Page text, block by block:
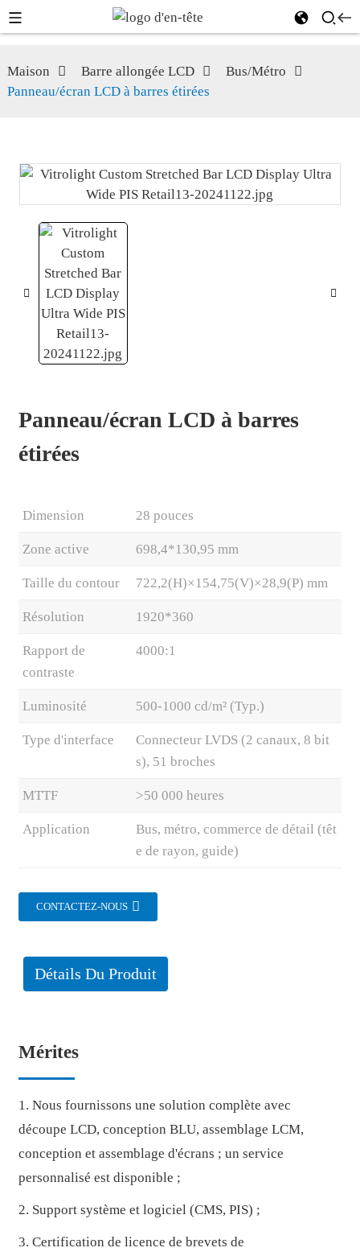
Maison Barre allongée LCD
Bus/Métro
Panneau/écran LCD à barres étirées
Panneau/écran LCD à barres
étirées
Dimension 28 pouces
Zone active 698,4*130,95 mm
Taille du contour 722,2(H)×154,75(V)×28,9(P) mm
Résolution 1920*360
Rapport de
contraste
4000:1
Luminosité 500-1000 cd/m² (Typ.)
Type d'interface
Connecteur LVDS (2 canaux, 8 bit
s), 51 broches
MTTF >50 000 heures
Application
Bus, métro, commerce de détail (têt
e de rayon, guide)
CONTACTEZ-NOUS
Détails Du Produit
Mérites
1. Nous fournissons une solution complète avec
découpe LCD, conception BLU, assemblage LCM,
conception et assemblage d'écrans ; un service
personnalisé est disponible ;
2. Support système et logiciel (CMS, PIS) ;
3. Certification de licence de brevets de